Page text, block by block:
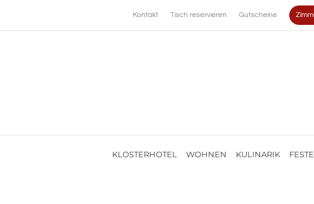
Kontakt Tisch reservieren Gutscheine
KLOSTERHOTEL WOHNEN KULINARIK